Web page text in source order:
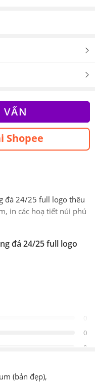
Shopee
đá 24/25 full logo thêu
in các hoạ tiết núi phú
đá 24/25 full logo
0
0
0
(bản đẹp),